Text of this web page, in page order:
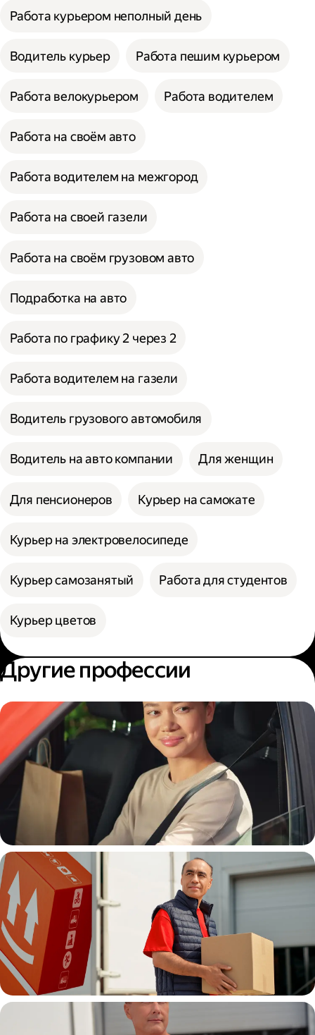
Работа курьером неполный день
Водитель курьер Работа пешим курьером
Работа велокурьером Работа водителем
Работа на своём авто
Работа водителем на межгород
Работа на своей газели
Работа на своём грузовом авто
Подработка на авто
Работа по графику 2 через 2
Работа водителем на газели
Водитель грузового автомобиля
Водитель на авто компании Для женщин
Для пенсионеров Курьер на самокате
Курьер на электровелосипеде
Курьер самозанятый Работа для студентов
Курьер цветов
Другие профессии
Автокурьер
Водитель грузовой машины